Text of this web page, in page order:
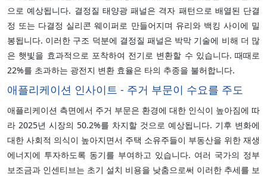
으로 예상됩니다. 결정질 태양광 패널은 격자 패턴으로 배열된 단결
정 또는 다결정 실리콘 웨이퍼로 만들어지며 유리와 백킹 사이에 밀
봉됩니다. 이러한 구조 덕분에 결정질 패널은 박막 기술에 비해 더 많
은 햇빛을 효과적으로 포착하여 전기로 변환할 수 있습니다. 때때로
22%를 초과하는 광전지 변환 효율은 타의 추종을 불허합니다.
애플리케이션 인사이트 - 주거 부문이 수요를 주도
애플리케이션 측면에서 주거 부문은 환경에 대한 인식이 높아짐에 따
라 2025년 시장의 50.2%를 차지할 것으로 예상됩니다. 기후 변화에
대한 사회적 의식이 높아지면서 주택 소유주들이 부동산을 위한 재생
에너지에 투자하도록 동기를 부여하고 있습니다. 여러 국가의 정부
보조금과 인센티브는 초기 설치 비용을 낮춤으로써 이러한 추세를 보